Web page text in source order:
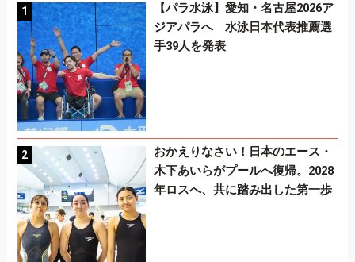
【パラ水泳】愛知・名古屋2026ア
ジアパラへ 水泳日本代表推薦選
手39人を発表
おかえりなさい！日本のエース・
木下あいらがプールへ復帰。2028
年ロスへ、共に踏み出した第一歩